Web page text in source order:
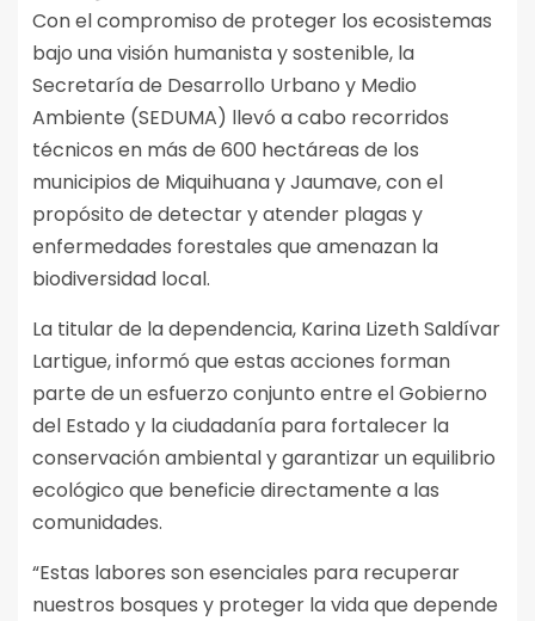
Con el compromiso de proteger los ecosistemas
bajo una visión humanista y sostenible, la
Secretaría de Desarrollo Urbano y Medio
Ambiente (SEDUMA) llevó a cabo recorridos
técnicos en más de 600 hectáreas de los
municipios de Miquihuana y Jaumave, con el
propósito de detectar y atender plagas y
enfermedades forestales que amenazan la
biodiversidad local.
La titular de la dependencia, Karina Lizeth Saldívar
Lartigue, informó que estas acciones forman
parte de un esfuerzo conjunto entre el Gobierno
del Estado y la ciudadanía para fortalecer la
conservación ambiental y garantizar un equilibrio
ecológico que beneficie directamente a las
comunidades.
“Estas labores son esenciales para recuperar
nuestros bosques y proteger la vida que depende